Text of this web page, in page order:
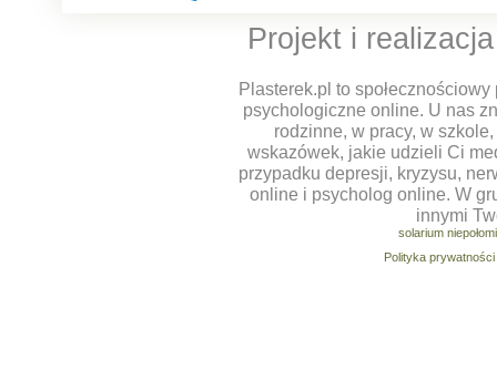
Projekt i
Plasterek.pl to
psychologiczne online. U nas
rodzinne, w pracy, w
wskazówek, jakie udzieli Ci
przypadku depresji, kryzysu,
online i psycholog online. W
innymi
solarium
Polityka prywatności